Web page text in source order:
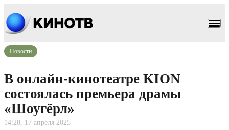
Новости
В онлайн-кинотеатре KION
состоялась премьера драмы
«Шоугёрл»
14:28, 17 апреля 2025